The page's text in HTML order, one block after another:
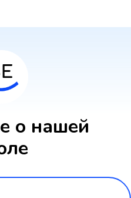
о нашей